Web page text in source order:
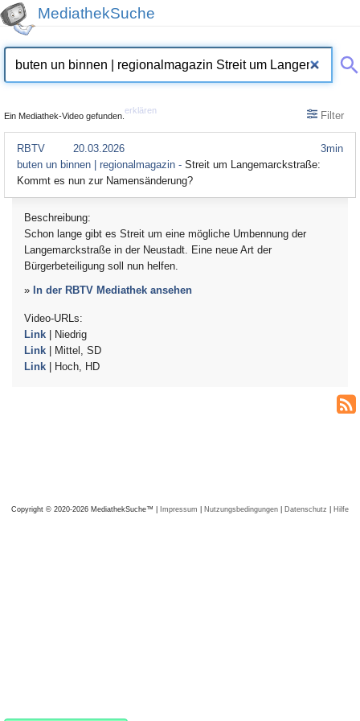
MediathekSuche
Ein Mediathek-Video gefunden.
erklären Filter
3min
RBTV
20.03.2026
buten un binnen | regionalmagazin - Streit um Langemarckstraße:
Kommt es nun zur Namensänderung?
Beschreibung:
Schon lange gibt es Streit um eine mögliche Umbennung der
Langemarckstraße in der Neustadt. Eine neue Art der
Bürgerbeteiligung soll nun helfen.
» In der RBTV Mediathek ansehen
Video-URLs:
Link | Niedrig
Link | Mittel, SD
Link | Hoch, HD
Copyright © 2020-2026 MediathekSuche™ | Impressum | Nutzungsbedingungen | Datenschutz | Hilfe